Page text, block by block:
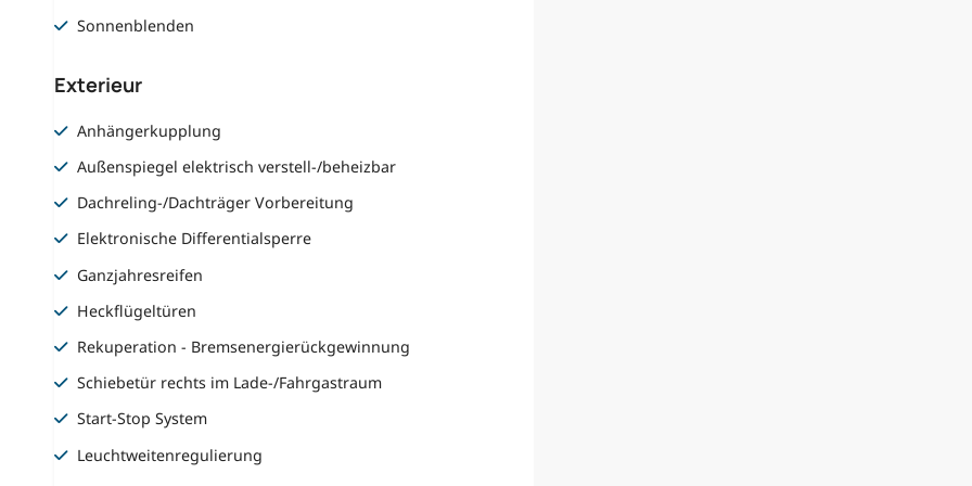
Sonnenblenden
Exterieur
Anhängerkupplung
Außenspiegel elektrisch verstell-/beheizbar
Dachreling-/Dachträger Vorbereitung
Elektronische Differentialsperre
Ganzjahresreifen
Heckflügeltüren
Rekuperation - Bremsenergierückgewinnung
Schiebetür rechts im Lade-/Fahrgastraum
Start-Stop System
Leuchtweitenregulierung